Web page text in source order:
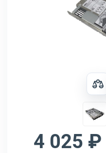
4 025 ₽